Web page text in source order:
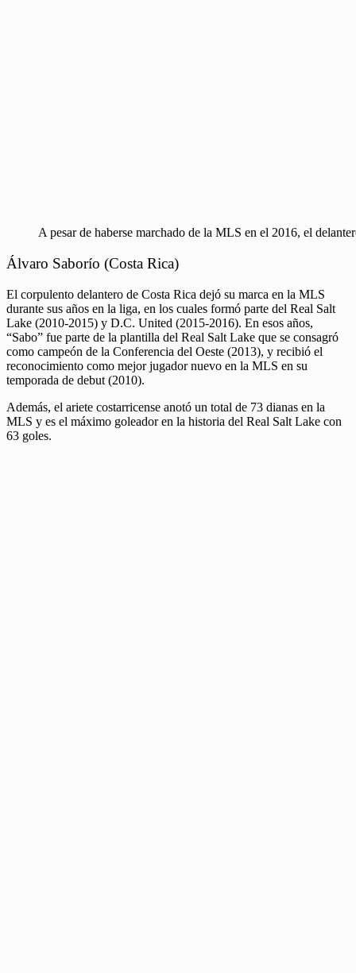
A pesar de haberse marchado de la MLS en el 2016, el
Álvaro Saborío (Costa Rica)
El corpulento delantero de Costa Rica dejó su marca en la MLS
durante sus años en la liga, en los cuales formó parte del Real Salt
Lake (2010-2015) y D.C. United (2015-2016). En esos años,
“Sabo” fue parte de la plantilla del Real Salt Lake que se consagró
como campeón de la Conferencia del Oeste (2013), y recibió el
reconocimiento como mejor jugador nuevo en la MLS en su
temporada de debut (2010).
Además, el ariete costarricense anotó un total de 73 dianas en la
MLS y es el máximo goleador en la historia del Real Salt Lake con
63 goles.